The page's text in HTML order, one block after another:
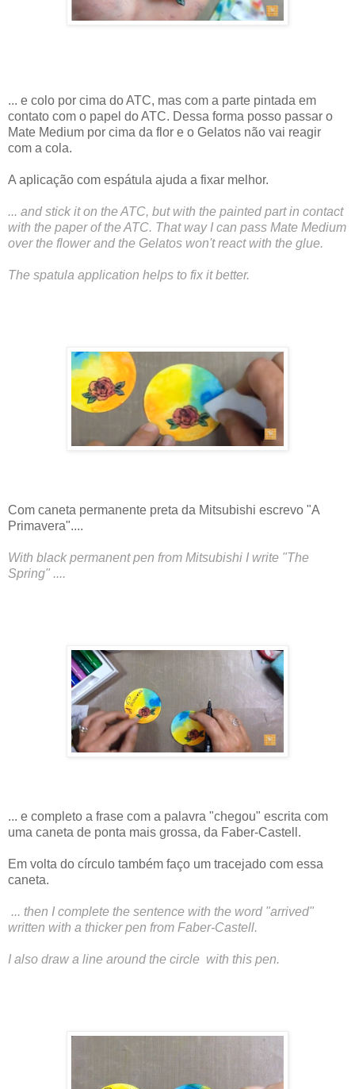
... e colo por cima do ATC, mas com a parte pintada em
contato com o papel do ATC. Dessa forma posso passar o
Mate Medium por cima da flor e o Gelatos não vai reagir
com a cola.
A aplicação com espátula ajuda a fixar melhor.
... and stick it on the ATC, but with the painted part in contact
with the paper of the ATC. That way I can pass Mate Medium
over the flower and the Gelatos won't react with the glue.
The spatula application helps to fix it better.
Com caneta permanente preta da Mitsubishi escrevo "A
Primavera"....
With black permanent pen from Mitsubishi I write "The
Spring" ....
... e completo a frase com a palavra "chegou" escrita com
uma caneta de ponta mais grossa, da Faber-Castell.
Em volta do círculo também faço um tracejado com essa
caneta.
... then I complete the sentence with the word "arrived"
written with a thicker pen from Faber-Castell.
I also draw a line around the circle with this pen.